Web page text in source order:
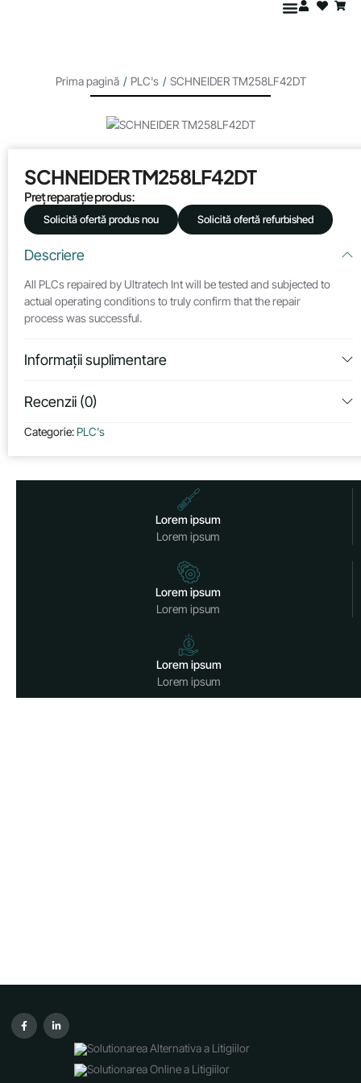
Prima pagină / PLC's / SCHNEIDER TM258LF42DT
SCHNEIDER TM258LF42DT
Preț reparație produs:
Solicită ofertă produs nou Solicită ofertă refurbished
Descriere
All PLCs repaired by Ultratech Int will be tested and subjected to
actual operating conditions to truly confirm that the repair
process was successful.
Informații suplimentare
Recenzii (0)
Categorie: PLC's
Lorem ipsum
Lorem ipsum
Lorem ipsum
Lorem ipsum
Lorem ipsum
Lorem ipsum